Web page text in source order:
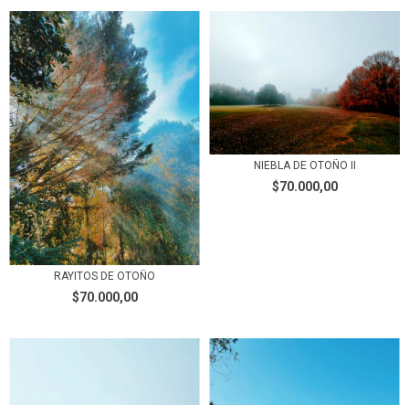
RAYITOS DE OTOÑO
$70.000,00
NIEBLA DE OTOÑO II
$70.000,00